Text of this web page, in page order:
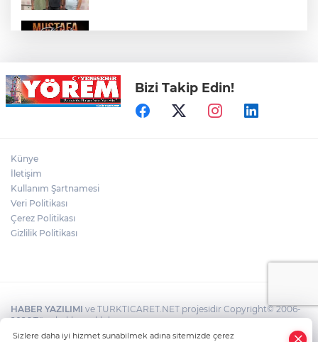
Öz Yenişehir Taşıyıcılar Kooperatifi’nden
Mehmet İleri’ye Ziyaret
Bizi Takip Edin!
Künye
İletişim
Kullanım Şartnamesi
Veri Politikası
Çerez Politikası
Gizlilik Politikası
HABER YAZILIMI ve TURKTICARET.NET projesidir Copyright© 2006-
2026 Tüm hakları saklıdır.
Sizlere daha iyi hizmet sunabilmek adına sitemizde çerez